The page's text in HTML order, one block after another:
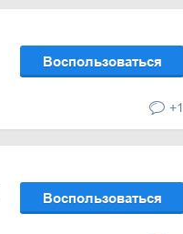
Воспользоваться
+1
Воспользоваться